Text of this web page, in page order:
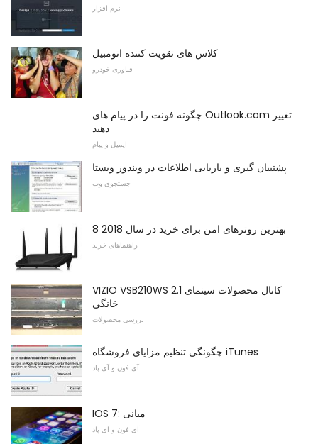
نرم افزار
کلاس های تقویت کننده اتومبیل
فناوری خودرو
چگونه فونت را در پیام های Outlook.com تغییر
دهید
ایمیل و پیام
پشتیبان گیری و بازیابی اطلاعات در ویندوز ویستا
جستجوی وب
8 بهترین روترهای امن برای خرید در سال 2018
راهنماهای خرید
VIZIO VSB210WS 2.1 کانال محصولات سینمای
خانگی
بررسی محصولات
چگونگی تنظیم مزایای فروشگاه iTunes
آی فون و آی پاد
IOS 7: مبانی
آی فون و آی پاد